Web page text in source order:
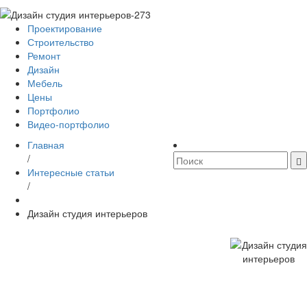
Проектирование
Строительство
Ремонт
Дизайн
Мебель
Цены
Портфолио
Видео-портфолио
Главная
/
Интересные статьи
/
Дизайн студия интерьеров